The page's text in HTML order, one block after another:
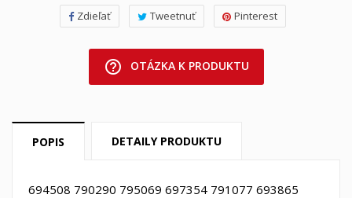
Zdieľať Tweetnuť Pinterest
help_outline OTÁZKA K PRODUKTU
POPIS DETAILY PRODUKTU
694508 790290 795069 697354 791077 693865